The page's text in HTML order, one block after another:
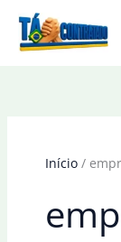
Início